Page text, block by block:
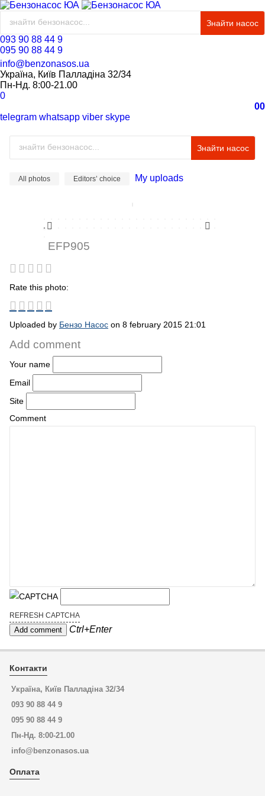
Знайти насос
093 90 88 44 9
095 90 88 44 9
info@benzonasos.ua
Україна, Київ Палладіна 32/34
Пн-Нд. 8:00-21.00
0
00
telegram whatsapp viber skype
Знайти насос
All photos Editors’ choice My uploads
EFP905
Rate this photo:
Uploaded by Бензо Насос on 8 february 2015 21:01
Add comment
Your name
Email
Site
Comment
REFRESH CAPTCHA
Ctrl+Enter
Контакти
Україна, Київ Палладіна 32/34
093 90 88 44 9
095 90 88 44 9
Пн-Нд. 8:00-21.00
info@benzonasos.ua
Оплата